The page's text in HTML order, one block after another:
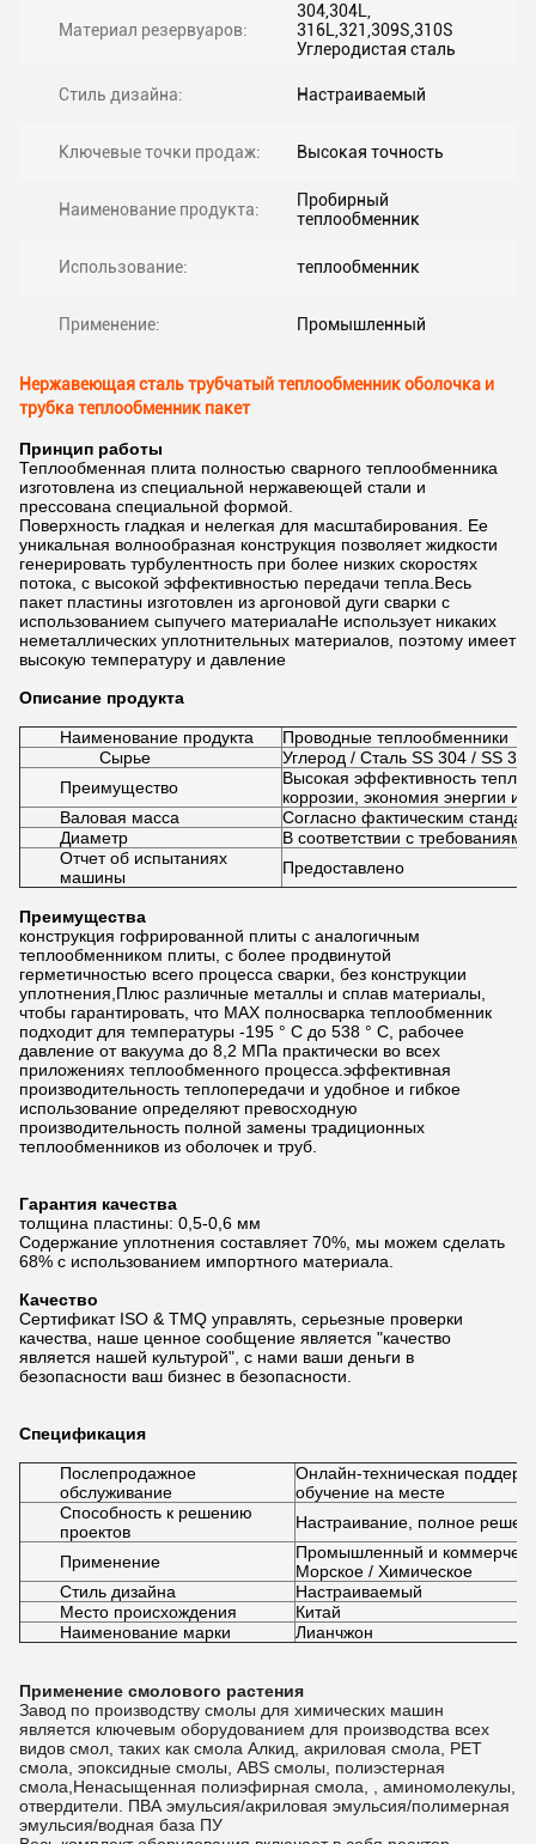
Материал резервуаров:
304,304L,
316L,321,309S,310S
Углеродистая сталь
Стиль дизайна: Настраиваемый
Ключевые точки продаж: Высокая точность
Наименование продукта:
Пробирный
теплообменник
Использование: теплообменник
Применение: Промышленный
Нержавеющая сталь трубчатый теплообменник оболочка и
трубка теплообменник пакет
Принцип работы
Теплообменная плита полностью сварного теплообменника
изготовлена из специальной нержавеющей стали и
прессована специальной формой.
Поверхность гладкая и нелегкая для масштабирования. Ее
уникальная волнообразная конструкция позволяет жидкости
генерировать турбулентность при более низких скоростях
потока, с высокой эффективностью передачи тепла.Весь
пакет пластины изготовлен из аргоновой дуги сварки с
использованием сыпучего материалаНе использует никаких
неметаллических уплотнительных материалов, поэтому имеет
высокую температуру и давление
Описание продукта
Наименование продукта
Проводные теплообменники
Сырье
Углерод / Сталь SS 304 / SS
Преимущество
Высокая эффективность
коррозии, экономия энергии и
Валовая масса
Согласно фактическим
Диаметр
В соответствии с требованиями
Отчет об испытаниях
машины
Предоставлено
Преимущества
конструкция гофрированной плиты с аналогичным
теплообменником плиты, с более продвинутой
герметичностью всего процесса сварки, без конструкции
уплотнения,Плюс различные металлы и сплав материалы,
чтобы гарантировать, что MAX полносварка теплообменник
подходит для температуры -195 ° C до 538 ° C, рабочее
давление от вакуума до 8,2 МПа практически во всех
приложениях теплообменного процесса.эффективная
производительность теплопередачи и удобное и гибкое
использование определяют превосходную
производительность полной замены традиционных
теплообменников из оболочек и труб.
Гарантия качества
толщина пластины: 0,5-0,6 мм
Содержание уплотнения составляет 70%, мы можем сделать
68% с использованием импортного материала.
Качество
Сертификат ISO & TMQ управлять, серьезные проверки
качества, наше ценное сообщение является "качество
является нашей культурой", с нами ваши деньги в
безопасности ваш бизнес в безопасности.
Спецификация
Послепродажное
обслуживание
Онлайн-техническая
обучение на месте
Способность к решению
проектов
Настраивание, полное
Применение
Промышленный и
Морское / Химическое
Стиль дизайна
Настраиваемый
Место происхождения
Китай
Наименование марки
Лианчжон
Применение смолового растения
Завод по производству смолы для химических машин
является ключевым оборудованием для производства всех
видов смол, таких как смола Алкид, акриловая смола, PET
смола, эпоксидные смолы, ABS смолы, полиэстерная
смола,Ненасыщенная полиэфирная смола, , аминомолекулы,
отвердители. ПВА эмульсия/акриловая эмульсия/полимерная
эмульсия/водная база ПУ